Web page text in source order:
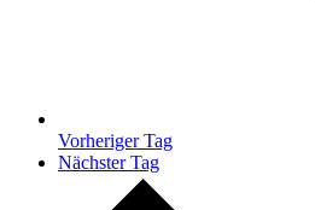
Vorheriger Tag
Nächster Tag